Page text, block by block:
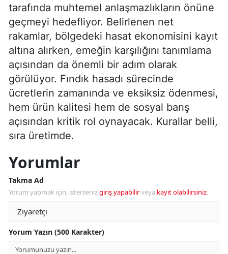
tarafında muhtemel anlaşmazlıkların önüne
geçmeyi hedefliyor. Belirlenen net
rakamlar, bölgedeki hasat ekonomisini kayıt
altına alırken, emeğin karşılığını tanımlama
açısından da önemli bir adım olarak
görülüyor. Fındık hasadı sürecinde
ücretlerin zamanında ve eksiksiz ödenmesi,
hem ürün kalitesi hem de sosyal barış
açısından kritik rol oynayacak. Kurallar belli,
sıra üretimde.
Yorumlar
Takma Ad
Yorum yapmak için, istersenizgiriş yapabilirveya kayıt olabilirsiniz.
Yorum Yazın (500 Karakter)